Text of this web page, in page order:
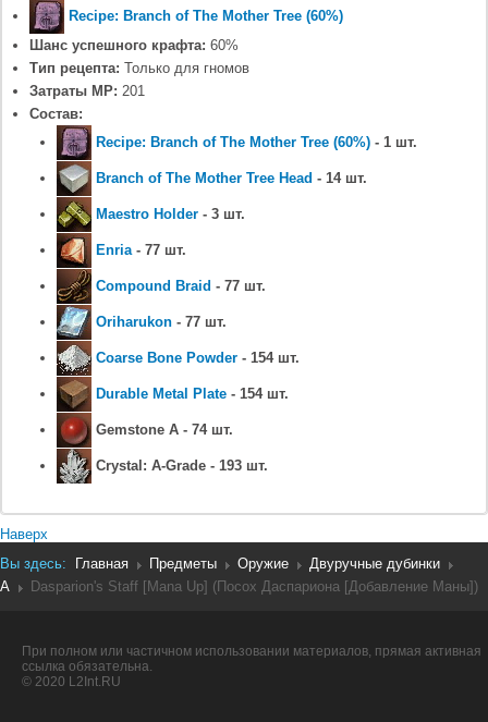
Recipe: Branch of The Mother Tree (60%)
Шанс успешного крафта: 60%
Тип рецепта: Только для гномов
Затраты MP: 201
Состав:
Recipe: Branch of The Mother Tree (60%) - 1 шт.
Branch of The Mother Tree Head - 14 шт.
Maestro Holder - 3 шт.
Enria - 77 шт.
Compound Braid - 77 шт.
Oriharukon - 77 шт.
Coarse Bone Powder - 154 шт.
Durable Metal Plate - 154 шт.
Gemstone A - 74 шт.
Crystal: A-Grade - 193 шт.
Наверх
Вы здесь:
Главная Предметы Оружие
Двуручные дубинки
A
Dasparion's Staff [Mana Up] (Посох Даспариона [Добавление Маны])
При полном или частичном использовании материалов, прямая активная
ссылка обязательна.
© 2020 L2Int.RU